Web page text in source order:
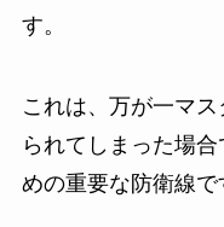
す。
これは、万が一マ
られてしまった場
めの重要な防衛線で